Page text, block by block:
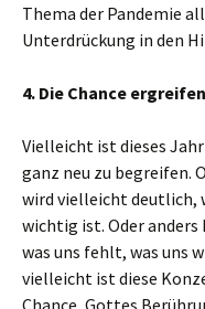
Thema der Pandemie
Unterdrückung in den
4. Die Chance
Vielleicht ist dieses
ganz neu zu begreifen.
wird vielleicht deutlich,
wichtig ist. Oder anders
was uns fehlt, was uns
vielleicht ist diese